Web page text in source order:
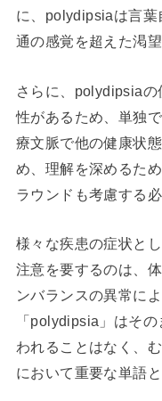
に、polydipsiaは言葉
通の感覚を超えた渇
さらに、polydipsiaの
性があるため、単独
療文脈で他の健康状
め、理解を深めるた
ラウンドも考慮する
様々な疾患の症状と
注意を要するのは、
ンバランスの異常に
「polydipsia」はそ
われることはなく、
において重要な単語と